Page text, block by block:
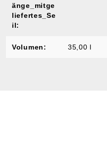
änge_mitge
liefertes_Se
il:
Volumen: 35,00 l